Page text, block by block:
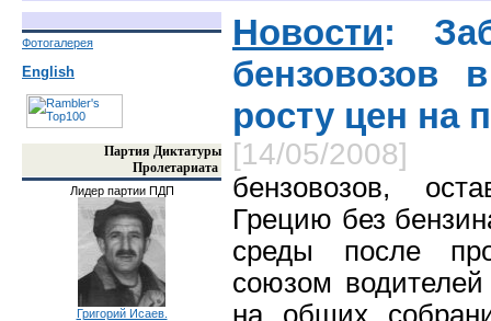
Фотогалерея
English
Партия Диктатуры
Пролетариата
Лидер партии ПДП
Григорий Исаев.
Новости:
бензовозов
росту цен на
[14/05/2008]
бензовозов,
Грецию без
среды после
союзом
на общих